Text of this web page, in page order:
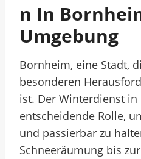
N In
Umgebung
Bornheim, eine Stadt,
besonderen
ist. Der Winterdienst
entscheidende Rolle,
und passierbar zu
Schneeräumung bis